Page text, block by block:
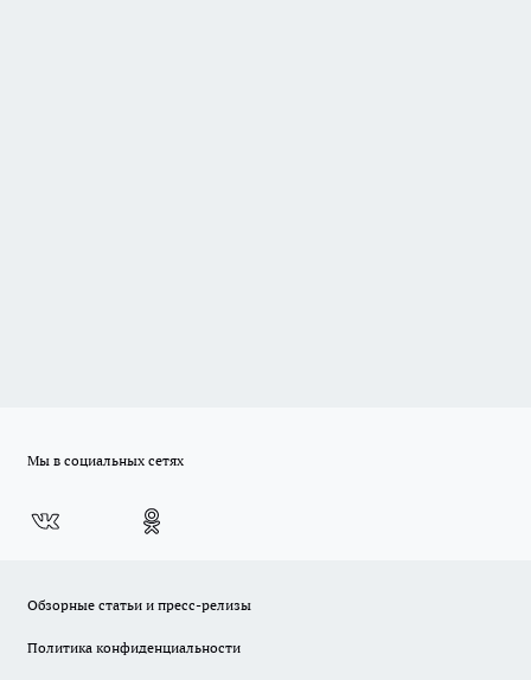
Мы в социальных сетях
Обзорные статьи и пресс-релизы
Политика конфиденциальности